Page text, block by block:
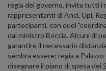
regia del governo, invita tutti i
rappresentanti di Anci, Upi,
partecipanti, con quel
dal ministro Boccia. Alcuni di
garantire il necessario
sembra essere: regia a
disegnare il piano di spesa dei